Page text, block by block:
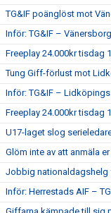
TG&IF poänglöst mot
Inför: TG&IF –
Freeplay 24.000kr tisdag
Tung Giff-förlust mot
Inför: TG&IF – Lidköpings
Freeplay 24.000kr tisdag
U17-laget slog
Glöm inte av att anmäla
Jobbig nationaldagshelg
Inför: Herrestads AIF –